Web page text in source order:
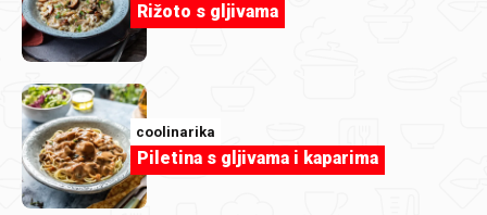
Evichen123
Rižoto s gljivama
coolinarika
Piletina s gljivama i kaparima